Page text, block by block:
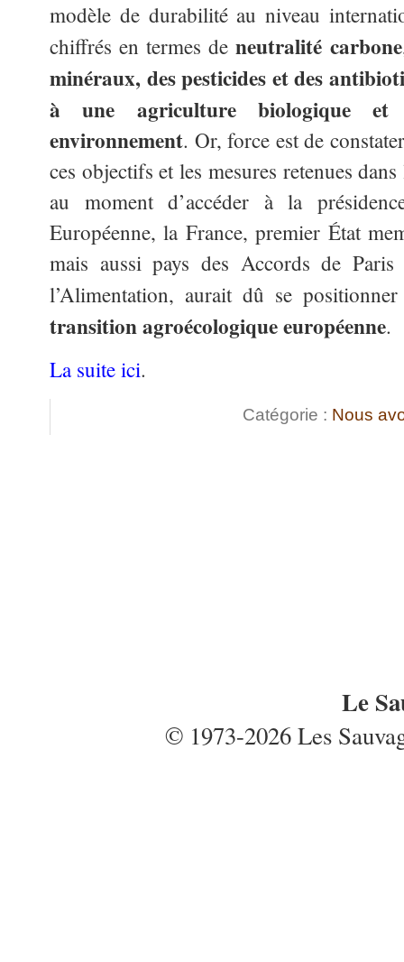
modèle de durabilité au niveau
chiffrés en termes deneutralité carbone
minéraux, des pesticides et des
à une agriculture biologique et
environnement. Or, force est de
ces objectifs et les mesures retenues
au moment d’accéder à la
Européenne, la France, premier État
mais aussi pays des Accords de
l’Alimentation, aurait dû se
transition agroécologique européenne.
La suite ici.
Catégorie : Nous
Le
© 1973-2026 Les